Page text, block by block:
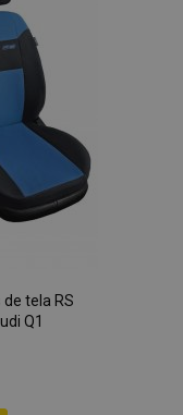
tela RS
Q1